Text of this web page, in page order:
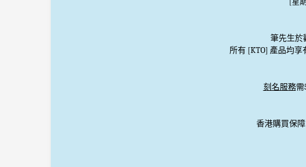
筆先生於
所有 [KTO] 產品均
刻名服務需
香港購買保